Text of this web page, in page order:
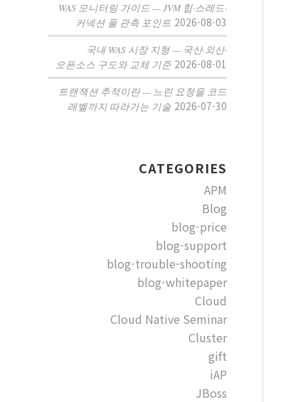
WAS 모니터링 가이드 — JVM 힙·스레드·
커넥션 풀 관측 포인트 2026-08-03
국내 WAS 시장 지형 — 국산·외산·
오픈소스 구도와 교체 기준 2026-08-01
트랜잭션 추적이란 — 느린 요청을 코드
레벨까지 따라가는 기술 2026-07-30
CATEGORIES
APM
Blog
blog-price
blog-support
blog-trouble-shooting
blog-whitepaper
Cloud
Cloud Native Seminar
Cluster
gift
iAP
JBoss